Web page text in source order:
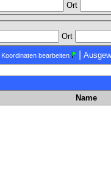
Ort
Ort
Koordinaten bearbeiten |
Name